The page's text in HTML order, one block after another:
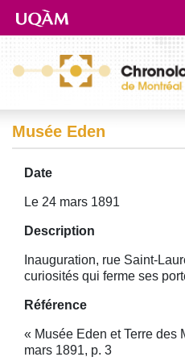
Aller directement au contenu
Musée Eden
Date
Le 24 mars 1891
Description
Inauguration, rue Saint-
curiosités qui ferme ses
Référence
« Musée Eden et Terre des
mars 1891, p. 3